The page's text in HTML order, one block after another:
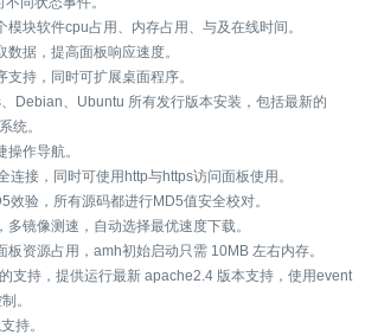
模块软件cpu占用、内存占用、与及在线时间。
据，提高面板响应速度。
持，同时可扩展桌面程序。
Debian、Ubuntu 所有发行版本安装，包括最新的
统。
作导航。
连接，同时可使用http与https访问面板使用。
效验，所有源码都进行MD5值安全校对。
镜像测速，自动选择最优速度下载。
板资源占用，amh初始启动只需 10MB 左右内存。
支持，提供运行最新 apache2.4 版本支持，使用event
。
持。